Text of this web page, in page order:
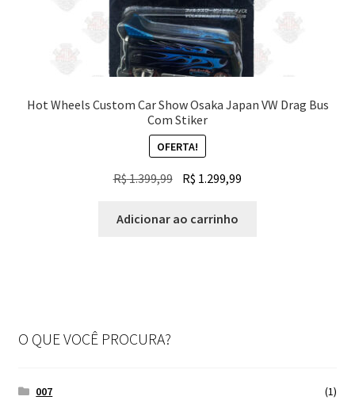
Hot Wheels Custom Car Show Osaka Japan VW Drag Bus
Com Stiker
OFERTA!
R$1.399,99
original
R$ 1.299,99
Adicionar ao carrinho
O QUE VOCÊ PROCURA?
007
(1)